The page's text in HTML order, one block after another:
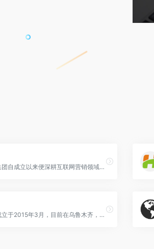
亦芯传媒集团自成立以来便深耕互联网营销领域，以驱动增长为核心，整合了信息技术营销服务、媒体渠道数字平台、短视频内容营销、品牌创意营销，同时搭载公司特有转化咨询服务共五大优势业务板块。致力于打造一家专注于品牌整合、数字营销的数字化整合营销广告公司。
云景集团成立于2015年3月，目前在乌鲁木齐，兰州，西宁，西安、合肥、银川等地均设有分公司，业务涵盖达八个省份，在职员工超过500人。做为互联网广告及技术专业服务商，云景不仅提供专业的策划服务,同时还建立了完善的售后服务体系,为全行业客户提供数字化产品与营销推广解决方案。